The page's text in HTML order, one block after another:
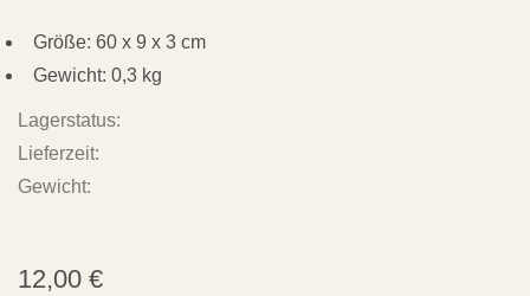
Größe: 60 x 9 x 3 cm
Gewicht: 0,3 kg
Lagerstatus:
Lieferzeit:
Gewicht:
12,00 €